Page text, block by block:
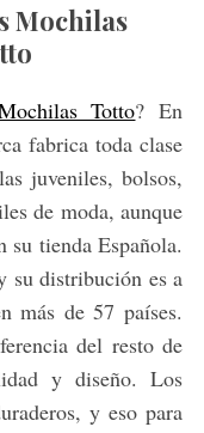
Mochilas
Totto? En
fabrica toda clase
juveniles, bolsos,
de moda, aunque
su tienda Española.
su distribución es a
más de 57 países.
del resto de
y diseño. Los
y eso para